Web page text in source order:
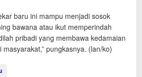
baru ini mampu menjadi sosok
bawana atau ikut memperindah
pribadi yang membawa kedamaian
pungkasnya. (lan/ko)